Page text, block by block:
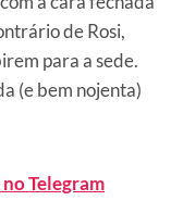
de Rosi,
para a sede.
(e bem nojenta)
Telegram